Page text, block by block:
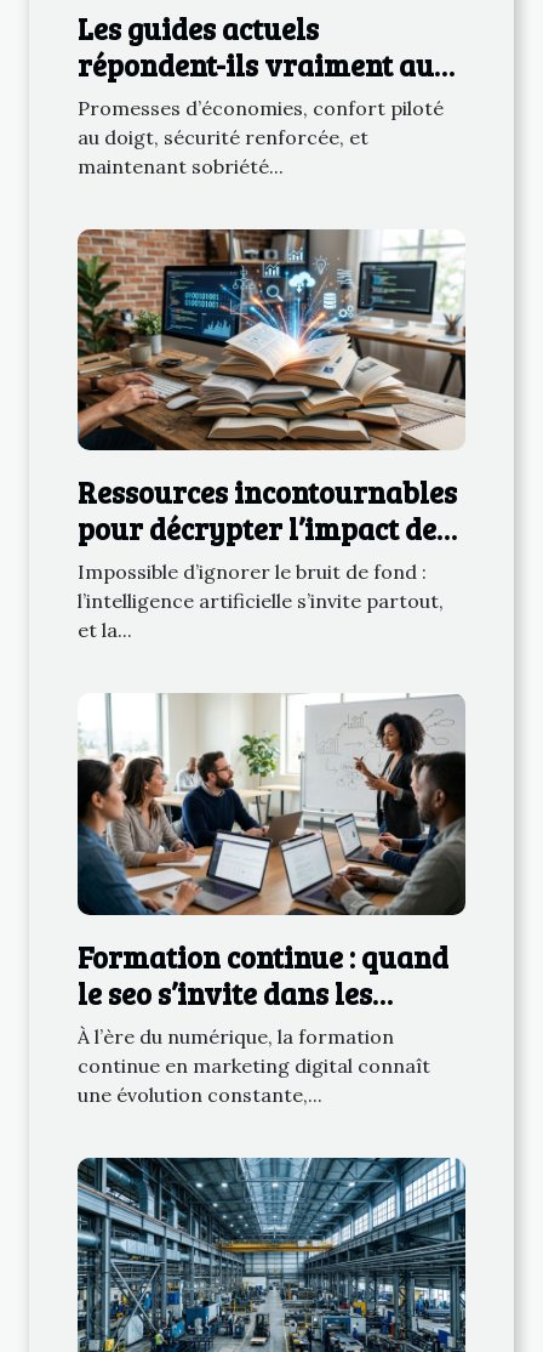
Les guides actuels
répondent-ils vraiment aux
enjeux du smart home
électrique ?
Promesses d’économies, confort piloté
au doigt, sécurité renforcée, et
maintenant sobriété...
Ressources incontournables
pour décrypter l’impact de
l’IA sur la gestion des
données
Impossible d’ignorer le bruit de fond :
l’intelligence artificielle s’invite partout,
et la...
Formation continue : quand
le seo s’invite dans les
cursus marketing digital
À l’ère du numérique, la formation
continue en marketing digital connaît
une évolution constante,...